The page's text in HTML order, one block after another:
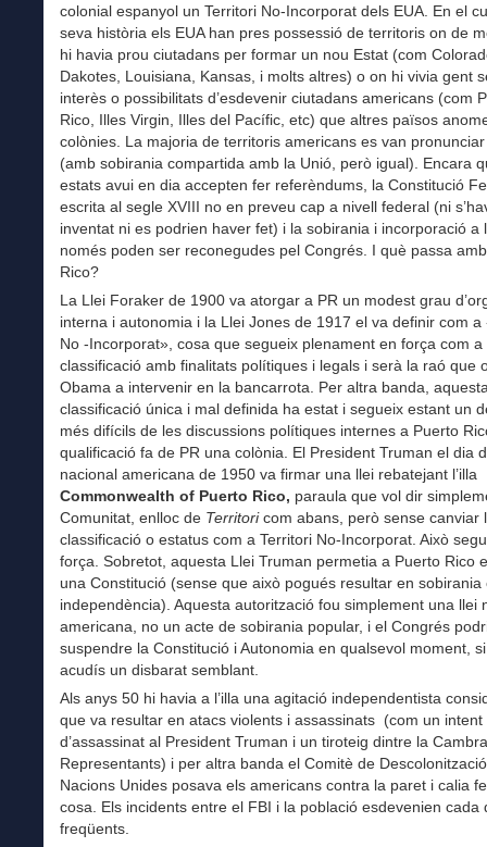
colonial espanyol un Territori No-Incorporat dels EUA. En el
seva història els EUA han pres possessió de territoris on de
hi havia prou ciutadans per formar un nou Estat (com
Dakotes, Louisiana, Kansas, i molts altres) o on hi vivia gent
interès o possibilitats d’esdevenir ciutadans americans (com
Rico, Illes Virgin, Illes del Pacífic, etc) que altres països
colònies. La majoria de territoris americans es van
(amb sobirania compartida amb la Unió, però igual). Encara
estats avui en dia accepten fer referèndums, la Constitució
escrita al segle XVIII no en preveu cap a nivell federal (ni
inventat ni es podrien haver fet) i la sobirania i incorporació a
només poden ser reconegudes pel Congrés. I què passa
Rico?
La Llei Foraker de 1900 va atorgar a PR un modest grau
interna i autonomia i la Llei Jones de 1917 el va definir com a
No -Incorporat», cosa que segueix plenament en força com a
classificació amb finalitats polítiques i legals i serà la raó que
Obama a intervenir en la bancarrota. Per altra banda,
classificació única i mal definida ha estat i segueix estant un
més difícils de les discussions polítiques internes a Puerto
qualificació fa de PR una colònia. El President Truman el dia
nacional americana de 1950 va firmar una llei rebatejant l’illa
Commonwealth of Puerto Rico, paraula que vol dir
Comunitat, enlloc de Territoricom abans, però sense canviar
classificació o estatus com a Territori No-Incorporat. Això
força. Sobretot, aquesta Llei Truman permetia a Puerto Rico
una Constitució (sense que això pogués resultar en sobirania
independència). Aquesta autorització fou simplement una llei
americana, no un acte de sobirania popular, i el Congrés
suspendre la Constitució i Autonomia en qualsevol moment,
acudís un disbarat semblant.
Als anys 50 hi havia a l’illa una agitació independentista
que va resultar en atacs violents i assassinats (com un intent
d’assassinat al President Truman i un tiroteig dintre la
Representants) i per altra banda el Comitè de
Nacions Unides posava els americans contra la paret i calia
cosa. Els incidents entre el FBI i la població esdevenien cada
freqüents.